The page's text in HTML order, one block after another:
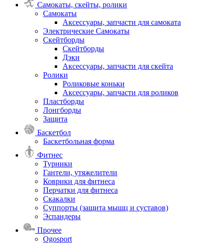
Самокаты, скейты, ролики
Самокаты
Аксессуары, запчасти для самоката
Электрические Самокаты
Скейтборды
Скейтборды
Дэки
Аксессуары, запчасти для скейта
Ролики
Роликовые коньки
Аксессуары, запчасти для роликов
Пластборды
Лонгборды
Защита
Баскетбол
Баскетбольная форма
Фитнес
Турники
Гантели, утяжелители
Коврики для фитнеса
Перчатки для фитнеса
Скакалки
Суппорты (защита мышц и суставов)
Эспандеры
Прочее
Ogosport